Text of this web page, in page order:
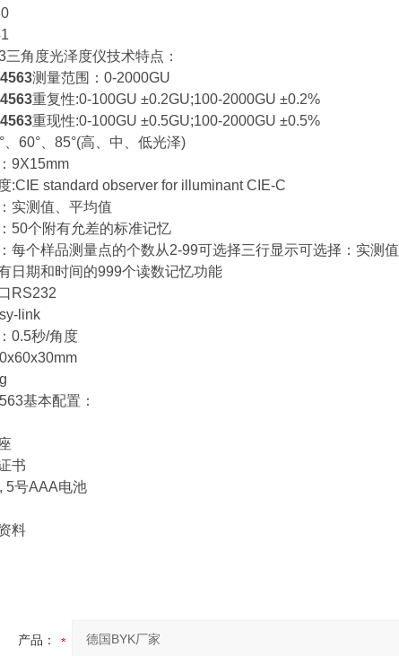
三角度光泽度仪技术特点：
测量范围：0-2000GU
重复性:0-100GU ±0.2GU;100-2000GU ±0.2%
重现性:0-100GU ±0.5GU;100-2000GU ±0.5%
、60°、85°(高、中、低光泽)
9X15mm
:CIE standard observer for illuminant CIE-C
实测值、平均值
50个附有允差的标准记忆
每个样品测量点的个数从2-99可选择三行显示可选择：实测
日期和时间的999个读数记忆功能
RS232
link
0.5秒/角度
基本配置：
书
5号AAA电池
料
产品：